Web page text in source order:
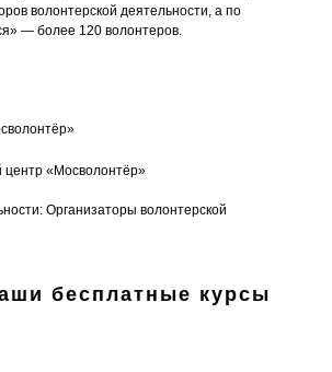
волонтерской деятельности, а по
— более 120 волонтеров.
центр «Мосволонтёр»
Организаторы волонтерской
бесплатные курсы